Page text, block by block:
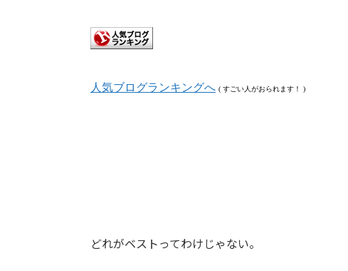
人気ブログランキングへ ( すごい人がおられます！ )
どれがベストってわけじゃない。